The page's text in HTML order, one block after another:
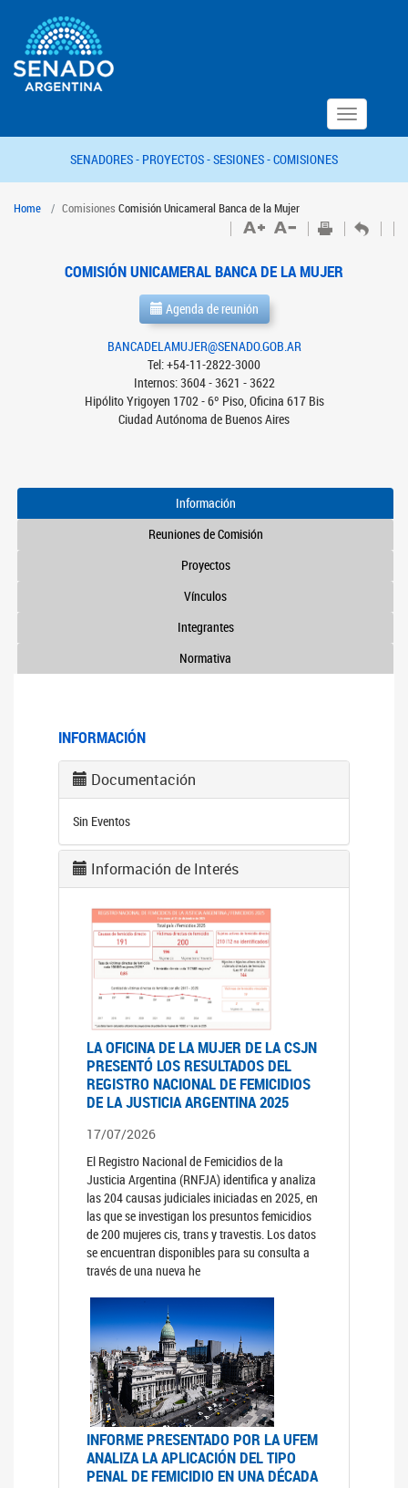
Toggle
navigation
SENADORES - PROYECTOS -SESIONES -COMISIONES
Home Comisiones Comisión Unicameral Banca de la Mujer
COMISIÓN UNICAMERAL BANCA DE LA MUJER
Agenda de reunión
BANCADELAMUJER@SENADO.GOB.AR
Tel: +54-11-2822-3000
Internos: 3604 - 3621 - 3622
Hipólito Yrigoyen 1702 - 6º Piso, Oficina 617 Bis
Ciudad Autónoma de Buenos Aires
Información
Reuniones de Comisión
Proyectos
Vínculos
Integrantes
Normativa
INFORMACIÓN
Documentación
Sin Eventos
Información de Interés
LA OFICINA DE LA MUJER DE LA CSJN
PRESENTÓ LOS RESULTADOS DEL
REGISTRO NACIONAL DE FEMICIDIOS
DE LA JUSTICIA ARGENTINA 2025
17/07/2026
El Registro Nacional de Femicidios de la
Justicia Argentina (RNFJA) identifica y analiza
las 204 causas judiciales iniciadas en 2025, en
las que se investigan los presuntos femicidios
de 200 mujeres cis, trans y travestis. Los datos
se encuentran disponibles para su consulta a
través de una nueva he
INFORME PRESENTADO POR LA UFEM
ANALIZA LA APLICACIÓN DEL TIPO
PENAL DE FEMICIDIO EN UNA DÉCADA